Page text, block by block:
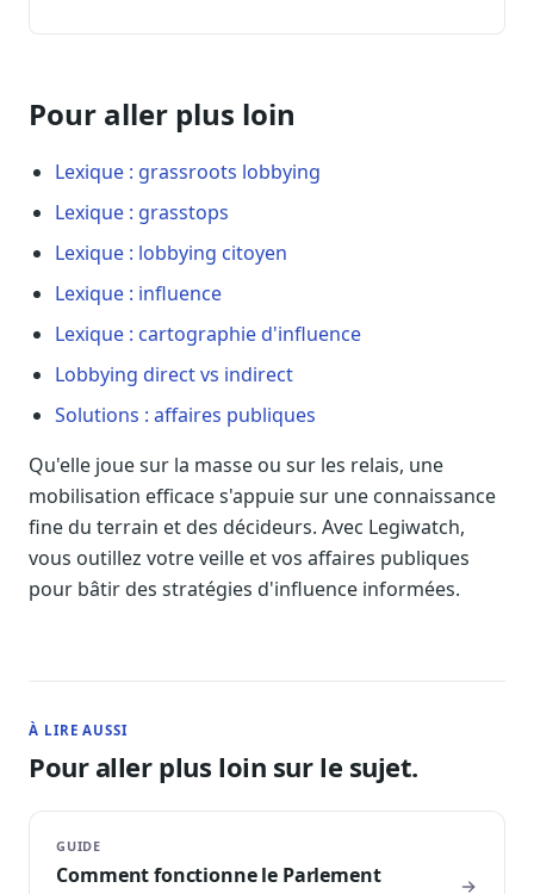
Pour aller plus loin
Lexique : grassroots lobbying
Lexique : grasstops
Lexique : lobbying citoyen
Lexique : influence
Lexique : cartographie d'influence
Lobbying direct vs indirect
Solutions : affaires publiques
Qu'elle joue sur la masse ou sur les relais, une
mobilisation efficace s'appuie sur une connaissance
fine du terrain et des décideurs. Avec Legiwatch,
vous outillez votre veille et vos affaires publiques
pour bâtir des stratégies d'influence informées.
À LIRE AUSSI
Pour aller plus loin sur le sujet.
GUIDE
Comment fonctionne le Parlement